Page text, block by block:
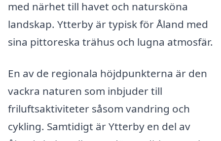
med närhet till havet och natursköna
landskap. Ytterby är typisk för Åland med
sina pittoreska trähus och lugna atmosfär.
En av de regionala höjdpunkterna är den
vackra naturen som inbjuder till
friluftsaktiviteter såsom vandring och
cykling. Samtidigt är Ytterby en del av